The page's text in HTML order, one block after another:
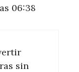
06:38
sin